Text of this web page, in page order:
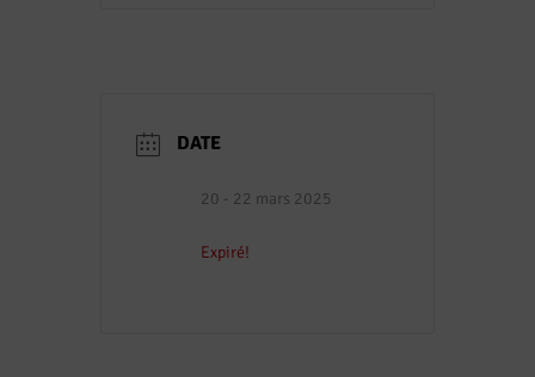
DATE
20 - 22 mars 2025
Expiré!